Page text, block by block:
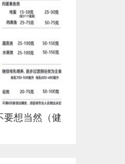
要想当然（健